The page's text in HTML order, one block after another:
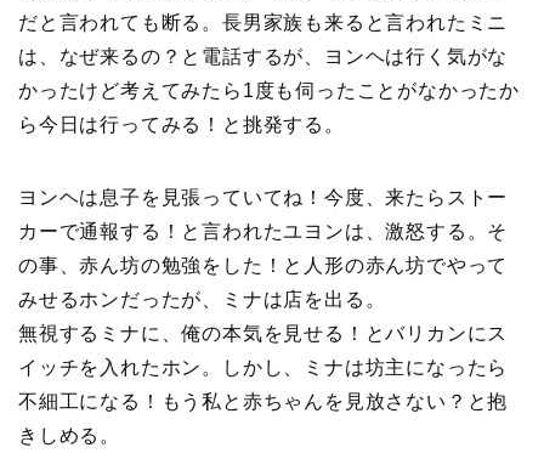
だと言われても断る。長男家族も来ると言われたミニ
は、なぜ来るの？と電話するが、ヨンヘは行く気がな
かったけど考えてみたら1度も伺ったことがなかったか
ら今日は行ってみる！と挑発する。
ヨンヘは息子を見張っていてね！今度、来たらストー
カーで通報する！と言われたユヨンは、激怒する。そ
の事、赤ん坊の勉強をした！と人形の赤ん坊でやって
みせるホンだったが、ミナは店を出る。
無視するミナに、俺の本気を見せる！とバリカンにス
イッチを入れたホン。しかし、ミナは坊主になったら
不細工になる！もう私と赤ちゃんを見放さない？と抱
きしめる。